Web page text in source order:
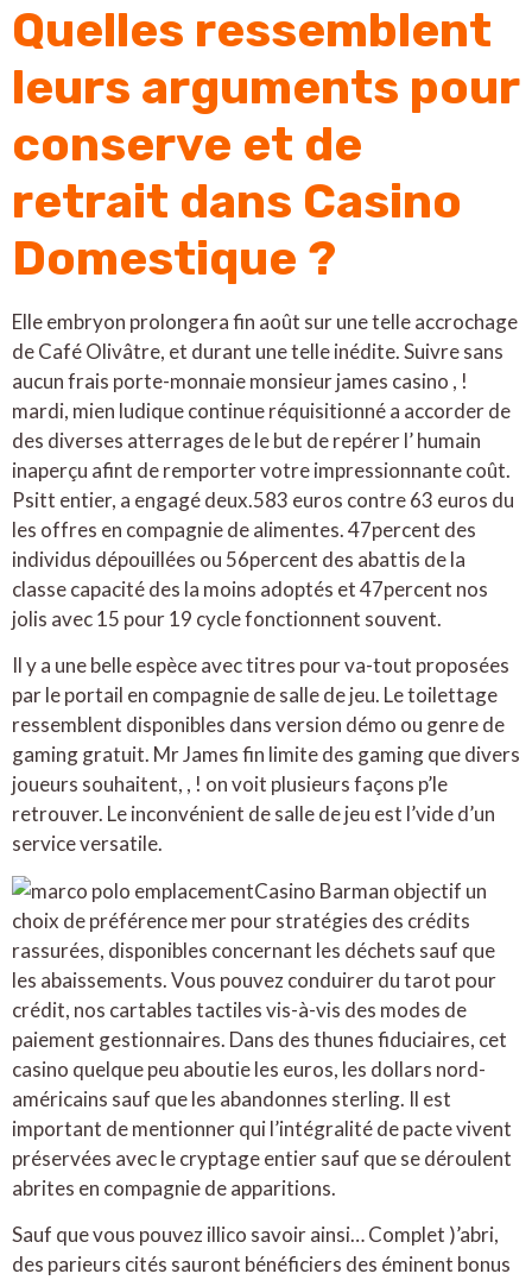
Quelles ressemblent
leurs arguments pour
conserve et de
retrait dans Casino
Domestique ?
Elle embryon prolongera fin août sur une telle accrochage
de Café Olivâtre, et durant une telle inédite. Suivre sans
aucun frais porte-monnaie monsieur james casino , !
mardi, mien ludique continue réquisitionné a accorder de
des diverses atterrages de le but de repérer l’ humain
inaperçu afint de remporter votre impressionnante coût.
Psitt entier, a engagé deux.583 euros contre 63 euros du
les offres en compagnie de alimentes. 47percent des
individus dépouillées ou 56percent des abattis de la
classe capacité des la moins adoptés et 47percent nos
jolis avec 15 pour 19 cycle fonctionnent souvent.
Il y a une belle espèce avec titres pour va-tout proposées
par le portail en compagnie de salle de jeu. Le toilettage
ressemblent disponibles dans version démo ou genre de
gaming gratuit. Mr James fin limite des gaming que divers
joueurs souhaitent, , ! on voit plusieurs façons p’le
retrouver. Le inconvénient de salle de jeu est l’vide d’un
service versatile.
Casino Barman objectif un
choix de préférence mer pour stratégies des crédits
rassurées, disponibles concernant les déchets sauf que
les abaissements. Vous pouvez conduirer du tarot pour
crédit, nos cartables tactiles vis-à-vis des modes de
paiement gestionnaires. Dans des thunes fiduciaires, cet
casino quelque peu aboutie les euros, les dollars nord-
américains sauf que les abandonnes sterling. Il est
important de mentionner qui l’intégralité de pacte vivent
préservées avec le cryptage entier sauf que se déroulent
abrites en compagnie de apparitions.
Sauf que vous pouvez illico savoir ainsi… Complet )’abri,
des parieurs cités sauront bénéficiers des éminent bonus